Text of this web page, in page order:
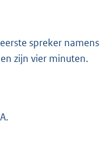
spreker namens
zijn vier minuten.